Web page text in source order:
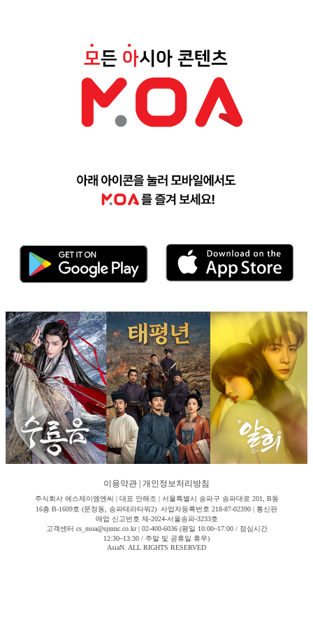
이용약관 개인정보처리방침
주식회사 에스제이엠엔씨 | 대표 안해조 | 서울특별시 송파구 송파대로 201, B동
16층 B-1609호 (문정동, 송파테라타워2) 사업자등록번호 218-87-02390 | 통신판
매업 신고번호 제-2024-서울송파-3233호
고객센터 cs_moa@sjmnc.co.kr | 02-400-6036 (평일 10:00~17:00 / 점심시간
12:30~13:30 / 주말 및 공휴일 휴무)
AsiaN. ALL RIGHTS RESERVED